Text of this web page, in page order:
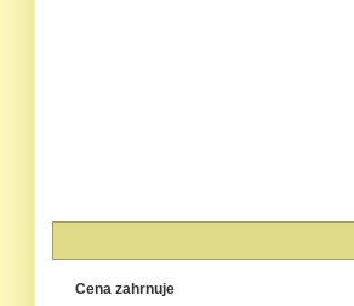
Cena zahrnuje